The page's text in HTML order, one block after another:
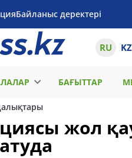
Байланыс деректері
RU KZ
БАҒЫТТАР
жол